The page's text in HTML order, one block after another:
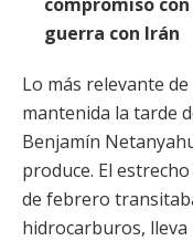
guerra con Irán
Lo más relevante
mantenida la tarde
Benjamín
produce. El
de febrero
hidrocarburos, lleva